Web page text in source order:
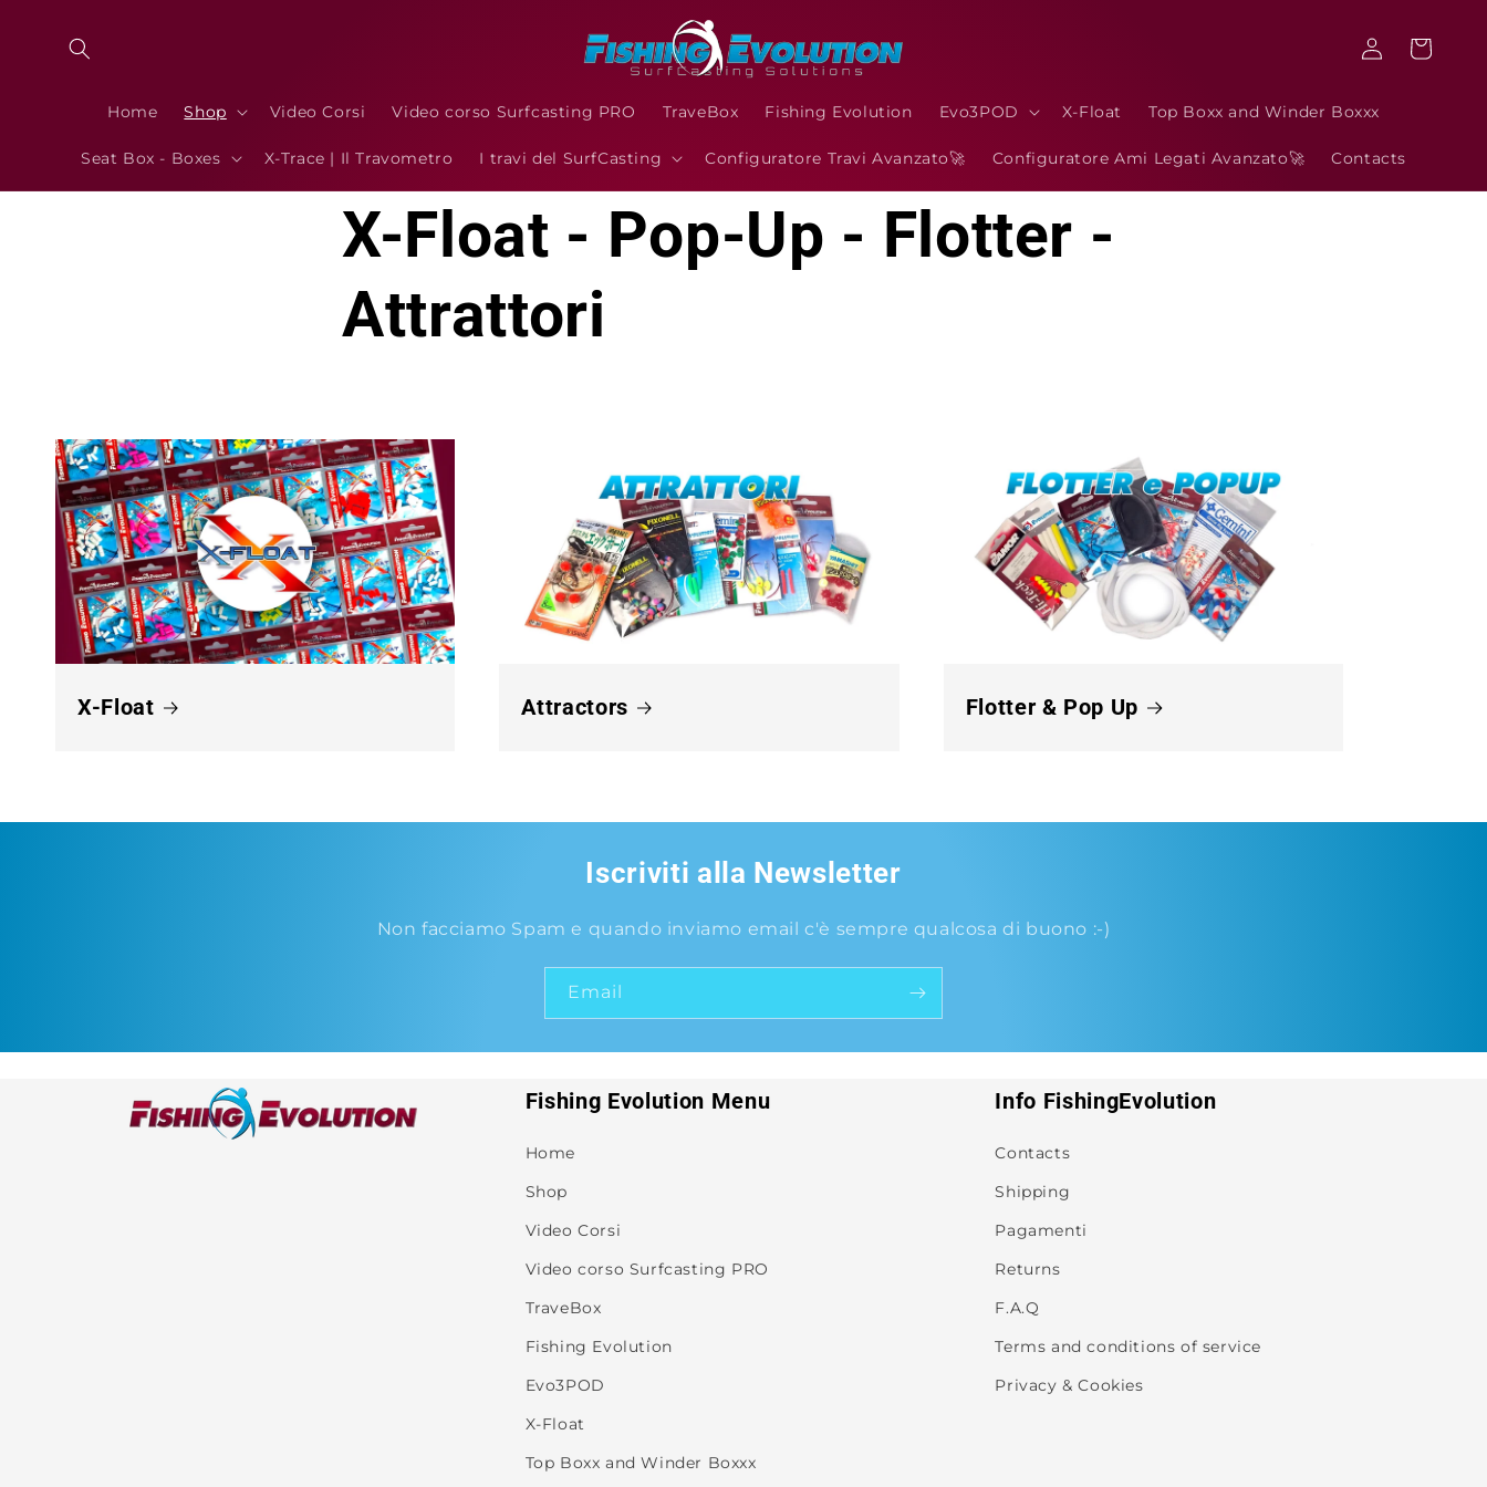
content
Home Shop Video Corsi Video corso Surfcasting PRO TraveBox Fishing Evolution Evo3POD X-Float Top Boxx and Winder Boxxx
Seat Box - Boxes X-Trace | Il Travometro I travi del SurfCasting Configuratore Travi Avanzato🚀 Configuratore Ami Legati Avanzato🚀 Contacts
Log
in
Cart
X-Float - Pop-Up - Flotter -
Attrattori
X-Float Attractors Flotter & Pop Up
Iscriviti alla Newsletter
Non facciamo Spam e quando inviamo email c'è sempre qualcosa di buono :-)
Email
Fishing Evolution Menu
Home
Shop
Video Corsi
Video corso Surfcasting PRO
TraveBox
Fishing Evolution
Evo3POD
X-Float
Top Boxx and Winder Boxxx
Info FishingEvolution
Contacts
Shipping
Pagamenti
Returns
F.A.Q
Terms and conditions of service
Privacy & Cookies